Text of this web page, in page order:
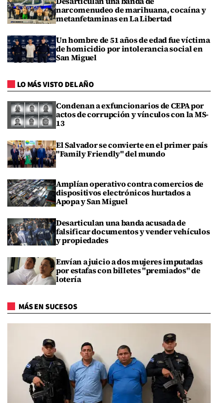
narcomenudeo de marihuana, cocaína y
metanfetaminas en La Libertad
Un hombre de 51 años de edad fue víctima
de homicidio por intolerancia social en
San Miguel
LO MÁS VISTO DEL AÑO
Condenan a exfuncionarios de CEPA por
actos de corrupción y vínculos con la MS-
13
El Salvador se convierte en el primer país
"Family Friendly" del mundo
Amplían operativo contra comercios de
dispositivos electrónicos hurtados a
Apopa y San Miguel
Desarticulan una banda acusada de
falsificar documentos y vender vehículos
y propiedades
Envían a juicio a dos mujeres imputadas
por estafas con billetes "premiados" de
lotería
MÁS EN SUCESOS